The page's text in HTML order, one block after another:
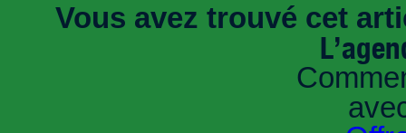
Vous avez trouvé cet